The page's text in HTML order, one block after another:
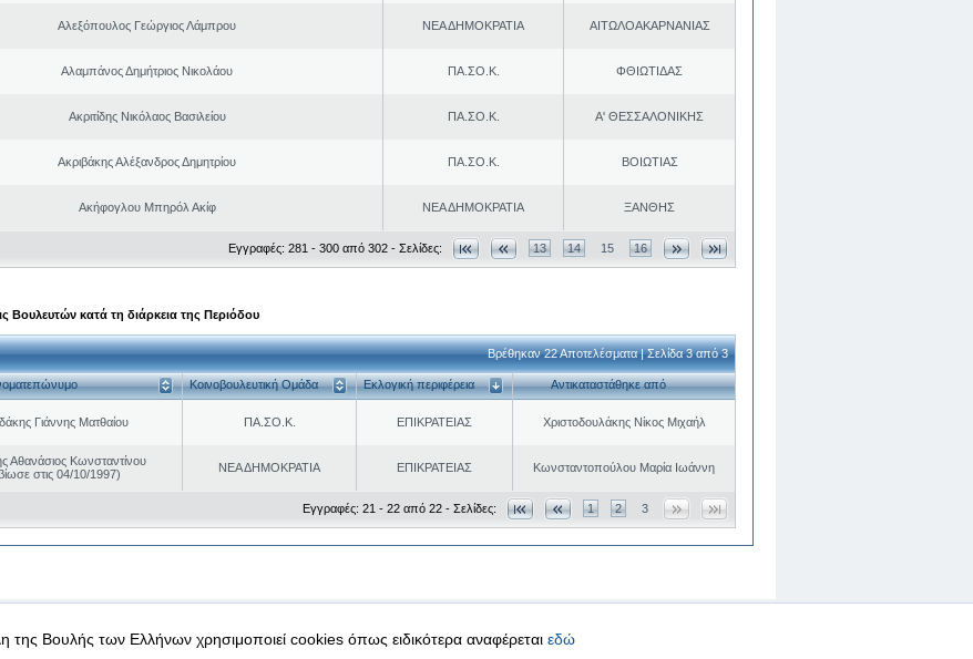
Αλεξόπουλος Γεώργιος Λάμπρου ΝΕΑ ΔΗΜΟΚΡΑΤΙΑ ΑΙΤΩΛΟΑΚΑΡΝΑΝΙΑΣ
Αλαμπάνος Δημήτριος Νικολάου ΠΑ.ΣΟ.Κ. ΦΘΙΩΤΙΔΑΣ
Ακριτίδης Νικόλαος Βασιλείου ΠΑ.ΣΟ.Κ. Α' ΘΕΣΣΑΛΟΝΙΚΗΣ
Ακριβάκης Αλέξανδρος Δημητρίου ΠΑ.ΣΟ.Κ. ΒΟΙΩΤΙΑΣ
Ακήφογλου Μπηρόλ Ακίφ ΝΕΑ ΔΗΜΟΚΡΑΤΙΑ ΞΑΝΘΗΣ
Εγγραφές: 281 - 300 από 302 - Σελίδες: 13 14 15 16
Βουλευτών κατά τη διάρκεια της Περιόδου
Βρέθηκαν 22 Αποτελέσματα | Σελίδα 3 από 3
Κοινοβουλευτική Ομάδα Εκλογική περιφέρεια Αντικαταστάθηκε από
Γιάννης Ματθαίου ΠΑ.ΣΟ.Κ. ΕΠΙΚΡΑΤΕΙΑΣ Χριστοδουλάκης Νίκος Μιχαήλ
Αθανάσιος Κωνσταντίνου
στις 04/10/1997)
ΝΕΑ ΔΗΜΟΚΡΑΤΙΑ ΕΠΙΚΡΑΤΕΙΑΣ Κωνσταντοπούλου Μαρία Ιωάννη
Εγγραφές: 21 - 22 από 22 - Σελίδες: 1 2 3
Ασφάλεια & Πρόσβαση
της Βουλής των Ελλήνων χρησιμοποιεί cookies όπως ειδικότερα αναφέρεται εδώ